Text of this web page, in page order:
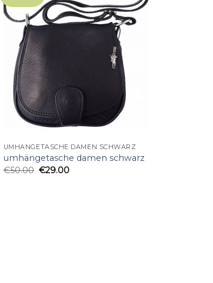
UMHÄNGETASCHE DAMEN SCHWARZ
umhängetasche damen schwarz
€50.00 €29.00